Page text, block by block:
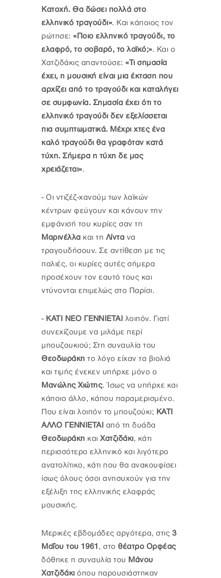
Κατοχή. Θα δώσει πολλά στο
ελληνικό τραγούδι». Και κάποιος τον
ρώτησε: «Ποιο ελληνικό τραγούδι, το
ελαφρό, το σοβαρό, το λαϊκό;». Και ο
Χατζιδάκις απαντούσε: «Τι σημασία
έχει, η μουσική είναι μια έκταση που
αρχίζει από το τραγούδι και καταλήγει
σε συμφωνία. Σημασία έχει ότι το
ελληνικό τραγούδι δεν εξελίσσεται
πια συμπτωματικά. Μέχρι χτες ένα
καλό τραγούδι θα γραφόταν κατά
τύχη. Σήμερα η τύχη δε μας
χρειάζεται».
- Οι ντιζέζ-χανούμ των λαϊκών
κέντρων φεύγουν και κάνουν την
εμφάνισή του κυρίες σαν τη
Μαρινέλλα και τη Λίντα να
τραγουδήσουν. Σε αντίθεση με τις
παλιές, οι κυρίες αυτές σήμερα
προσέχουν τον εαυτό τους και
ντύνονται επιμελώς στο Παρίσι.
- ΚΑΤΙ ΝΕΟ ΓΕΝΝΙΕΤΑΙ λοιπόν. Γιατί
συνεχίζουμε να μιλάμε περί
μπουζουκιού; Στη συναυλία του
Θεοδωράκη το λόγο είχαν τα βιολιά
και τιμής ένεκεν υπήρχε μόνο ο
Μανώλης Χιώτης. Ίσως να υπήρχε και
κάποιο άλλο, κάπου παραμερισμένο.
Που είναι λοιπόν το μπουζούκι; ΚΑΤΙ
ΑΛΛΟ ΓΕΝΝΙΕΤΑΙ από τη δυάδα
Θεοδωράκη και Χατζιδάκι, κάτι
περισσότερο ελληνικό και λιγότερο
ανατολίτικο, κάτι που θα ανακουφίσει
ίσως όλους όσοι ανησυχούν για την
εξέλιξη της ελληνικής ελαφράς
μουσικής.
Μερικές εβδομάδες αργότερα, στις 3
Μαΐου του 1961 , στο θέατρο Ορφέας
δόθηκε η συναυλία του Μάνου
Χατζιδάκι όπου παρουσιάστηκαν